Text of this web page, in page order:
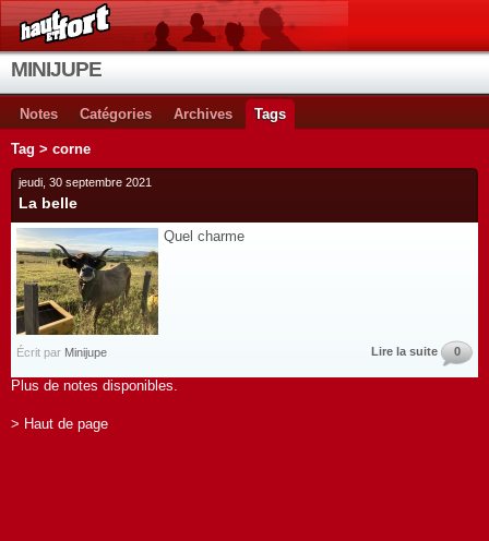
MINIJUPE
Notes Catégories Archives Tags
Tag > corne
jeudi, 30 septembre 2021
La belle
Quel charme
Écrit par Minijupe Lire la suite 0
Plus de notes disponibles.
> Haut de page